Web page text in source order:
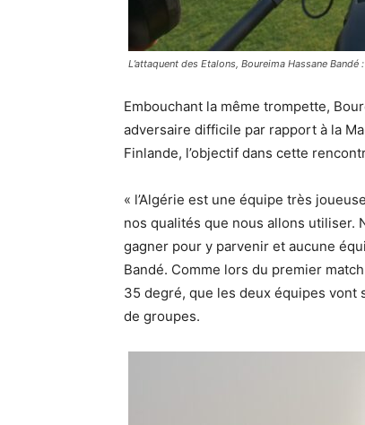
L’attaquent des Etalons, Boureima Hassane
Embouchant la même trompette,
adversaire difficile par rapport à la
Finlande, l’objectif dans cette
« l’Algérie est une équipe très
nos qualités que nous allons utiliser.
gagner pour y parvenir et aucune
Bandé. Comme lors du premier
35 degré, que les deux équipes vont
de groupes.